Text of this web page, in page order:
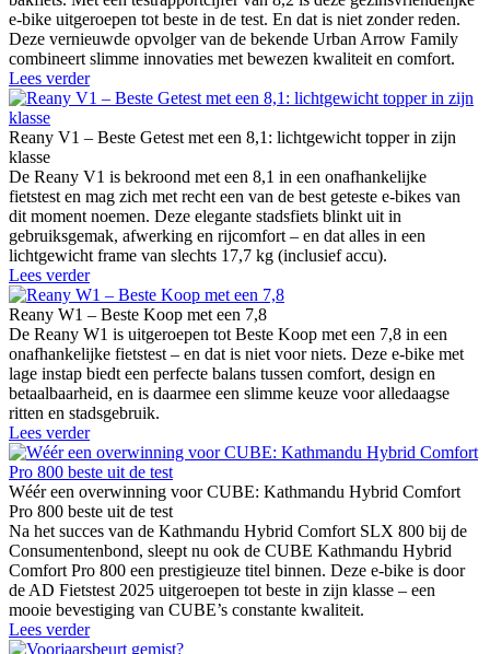
e-bike uitgeroepen tot beste in de test. En dat is niet zonder reden.
Deze vernieuwde opvolger van de bekende Urban Arrow Family
combineert slimme innovaties met bewezen kwaliteit en comfort.
Lees verder
Reany V1 – Beste Getest met een 8,1: lichtgewicht topper in zijn
klasse
De Reany V1 is bekroond met een 8,1 in een onafhankelijke
fietstest en mag zich met recht een van de best geteste e-bikes van
dit moment noemen. Deze elegante stadsfiets blinkt uit in
gebruiksgemak, afwerking en rijcomfort – en dat alles in een
lichtgewicht frame van slechts 17,7 kg (inclusief accu).
Lees verder
Reany W1 – Beste Koop met een 7,8
De Reany W1 is uitgeroepen tot Beste Koop met een 7,8 in een
onafhankelijke fietstest – en dat is niet voor niets. Deze e-bike met
lage instap biedt een perfecte balans tussen comfort, design en
betaalbaarheid, en is daarmee een slimme keuze voor alledaagse
ritten en stadsgebruik.
Lees verder
Wéér een overwinning voor CUBE: Kathmandu Hybrid Comfort
Pro 800 beste uit de test
Na het succes van de Kathmandu Hybrid Comfort SLX 800 bij de
Consumentenbond, sleept nu ook de CUBE Kathmandu Hybrid
Comfort Pro 800 een prestigieuze titel binnen. Deze e-bike is door
de AD Fietstest 2025 uitgeroepen tot beste in zijn klasse – een
mooie bevestiging van CUBE’s constante kwaliteit.
Lees verder